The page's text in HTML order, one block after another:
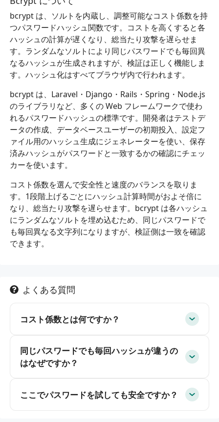
bcrypt は、ソルトを内蔵し、調整可能なコスト係数を持
つパスワードハッシュ関数です。コストを高くすると各
ハッシュの計算が遅くなり、総当たり攻撃を遅らせま
す。ランダムなソルトにより同じパスワードでも毎回異
なるハッシュが生成されますが、検証は正しく機能しま
す。ハッシュ化はすべてブラウザ内で行われます。
bcrypt は、Laravel・Django・Rails・Spring・Node.js
のライブラリなど、多くの Web フレームワークで使わ
れるパスワードハッシュの標準です。開発者はテストデ
ータの作成、データベースユーザーの初期投入、設定フ
ァイル用のハッシュ生成にジェネレーターを使い、保存
済みハッシュがパスワードと一致するかの確認にチェッ
カーを使います。
コスト係数を選んで安全性と速度のバランスを取りま
す。1段階上げるごとにハッシュ計算時間がおよそ倍に
なり、総当たり攻撃を遅らせます。bcrypt は各ハッシュ
にランダムなソルトを埋め込むため、同じパスワードで
も毎回異なる文字列になりますが、検証側は一致を確認
できます。
よくある質問
コスト係数とは何ですか？
同じパスワードでも毎回ハッシュが違うの
はなぜですか？
ここでパスワードを試しても安全ですか？